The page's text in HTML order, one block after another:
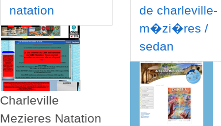
natation
Charleville
Mezieres Natation
de charleville-
m�zi�res /
sedan